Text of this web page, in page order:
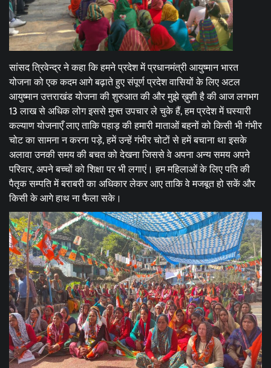
सांसद त्रिवेन्द्र ने कहा कि हमने प्रदेश में प्रधानमंत्री आयुष्मान भारत
योजना को एक कदम आगे बढ़ाते हुए संपूर्ण प्रदेश वासियों के लिए अटल
आयुष्मान उत्तराखंड योजना की शुरुआत की और मुझे ख़ुशी है की आज लगभग
13 लाख से अधिक लोग इससे मुफ्त उपचार ले चुके हैं, हम प्रदेश में घस्यारी
कल्याण योजनाएँ लाए ताकि पहाड़ की हमारी माताओं बहनों को किसी भी गंभीर
चोट का सामना न करना पड़े, हमें उन्हें गंभीर चोटों से हमें बचाना था इसके
अलावा उनकी समय की बचत को देखना जिससे वे अपना अन्य समय अपने
परिवार, अपने बच्चों को शिक्षा पर भी लगाएं। हम महिलाओं के लिए पति की
पैतृक सम्पति में बराबरी का अधिकार लेकर आए ताकि वे मजबूत हो सकें और
किसी के आगे हाथ ना फैला सके।